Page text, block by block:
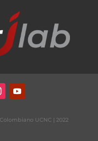
UCNC | 2022